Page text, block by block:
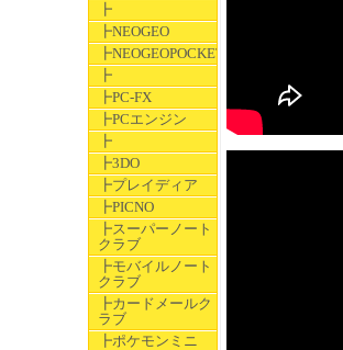
┣
┣NEOGEO
┣NEOGEOPOCKET
┣
┣PC-FX
┣PCエンジン
┣
┣3DO
┣プレイディア
┣PICNO
┣スーパーノート
クラブ
┣モバイルノート
クラブ
┣カードメールク
ラブ
┣ポケモンミニ